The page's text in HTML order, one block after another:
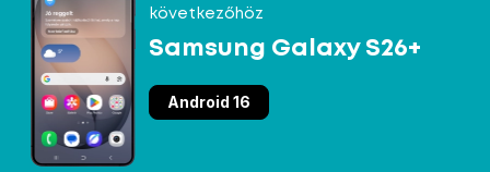
következőhöz
Samsung Galaxy S26+
Android 16